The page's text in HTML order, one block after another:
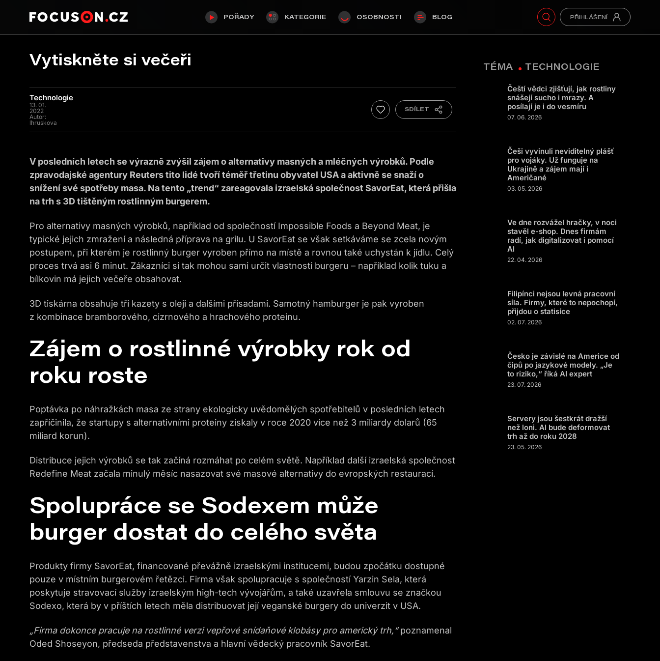
POŘADY KATEGORIE OSOBNOSTI BLOG
Vytiskněte si večeři
Technologie
13. 01.
2022
Autor:
lhruskova
V posledních letech se výrazně zvýšil zájem o alternativy masných a mléčných výrobků. Podle
zpravodajské agentury Reuters tito lidé tvoří téměř třetinu obyvatel USA a aktivně se snaží o
snížení své spotřeby masa. Na tento „trend“ zareagovala izraelská společnost SavorEat, která přišla
na trh s 3D tištěným rostlinným burgerem.
Pro alternativy masných výrobků, například od společností Impossible Foods a Beyond Meat, je
typické jejich zmražení a následná příprava na grilu. U SavorEat se však setkáváme se zcela novým
postupem, při kterém je rostlinný burger vyroben přímo na místě a rovnou také uchystán k jídlu. Celý
proces trvá asi 6 minut. Zákazníci si tak mohou sami určit vlastnosti burgeru – například kolik tuku a
bílkovin má jejich večeře obsahovat.
3D tiskárna obsahuje tři kazety s oleji a dalšími přísadami. Samotný hamburger je pak vyroben
z kombinace bramborového, cizrnového a hrachového proteinu.
Zájem o rostlinné výrobky rok od
roku roste
Poptávka po náhražkách masa ze strany ekologicky uvědomělých spotřebitelů v posledních letech
zapříčinila, že startupy s alternativními proteiny získaly v roce 2020 více než 3 miliardy dolarů (65
miliard korun).
Distribuce jejich výrobků se tak začíná rozmáhat po celém světě. Například další izraelská společnost
Redefine Meat začala minulý měsíc nasazovat své masové alternativy do evropských restaurací.
Spolupráce se Sodexem může
burger dostat do celého světa
Produkty firmy SavorEat, financované převážně izraelskými institucemi, budou zpočátku dostupné
pouze v místním burgerovém řetězci. Firma však spolupracuje s společností Yarzin Sela, která
poskytuje stravovací služby izraelským high-tech vývojářům, a také uzavřela smlouvu se značkou
Sodexo, která by v příštích letech měla distribuovat její veganské burgery do univerzit v USA.
„Firma dokonce pracuje na rostlinné verzi vepřové snídaňové klobásy pro americký trh,“poznamenal
Oded Shoseyon, předseda představenstva a hlavní vědecký pracovník SavorEat.
TÉMA TECHNOLOGIE
Čeští vědci zjišťují, jak rostliny
snášejí sucho i mrazy. A
posílají je i do vesmíru
07. 06. 2026
Češi vyvinuli neviditelný plášť
pro vojáky. Už funguje na
Ukrajině a zájem mají i
Američané
03. 05. 2026
Ve dne rozvážel hračky, v noci
stavěl e-shop. Dnes firmám
radí, jak digitalizovat i pomocí
AI
22. 04. 2026
Filipínci nejsou levná pracovní
síla. Firmy, které to nepochopí,
přijdou o statisíce
02. 07. 2026
Česko je závislé na Americe od
čipů po jazykové modely. „Je
to riziko,“ říká AI expert
23. 07. 2026
Servery jsou šestkrát dražší
než loni. AI bude deformovat
trh až do roku 2028
23. 05. 2026